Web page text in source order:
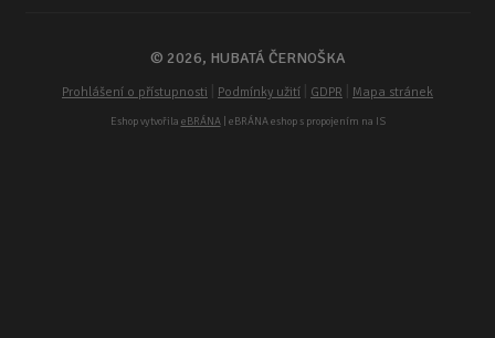
© 2026, HUBATÁ ČERNOŠKA
Prohlášení o přístupnosti Podmínky užití GDPR Mapa stránek
Eshop vytvořila eBRÁNA| eBRÁNA eshop s propojením na IS